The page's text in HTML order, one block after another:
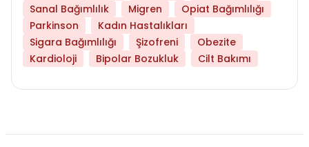
Sanal Bağımlılık
Migren
Opiat Bağımlılığı
Parkinson
Kadın Hastalıkları
Sigara Bağımlılığı
Şizofreni
Obezite
Kardioloji
Bipolar Bozukluk Cilt Bakımı